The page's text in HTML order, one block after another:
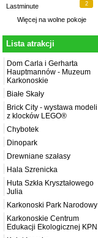
Lastminute 2
Więcej na wolne pokoje
Lista atrakcji
Dom Carla i Gerharta
Hauptmannów - Muzeum
Karkonoskie
Białe Skały
Brick City - wystawa modeli
z klocków LEGO®
Chybotek
Dinopark
Drewniane szałasy
Hala Szrenicka
Huta Szkła Kryształowego
Julia
Karkonoski Park Narodowy
Karkonoskie Centrum
Edukacji Ekologicznej KPN